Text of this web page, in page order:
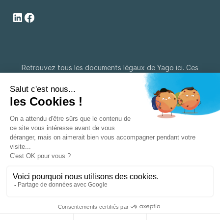
Retrouvez tous les documents légaux de Yago ici. Ces
documents sont obligatoires pour tous les courtiers. Vous
pouvez retrouver les
informations légales
, notre politique
en matière de
vie privée
, nos conditions générales
d'utilisation et notre
politique de cookiessur notre site
web. Vous pouvez y remplir une plainte pour l'Ombudsman.
© 2025 Yago est un courtier en assurance approuvé par la
FSMA 114863A | BE0639.926.420 | Rue des Francs 79, 1040
Bruxelles (BE) | +32 2 808 11 78 |
Politique de cookiesLicencesNos partenaires